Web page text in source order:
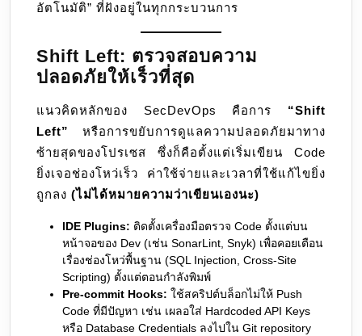
อัตโนมัติ” ที่ฝังอยู่ในทุกกระบวนการ
Shift Left: ตรวจสอบความ
ปลอดภัยให้เร็วที่สุด
แนวคิดหลักของ SecDevOps คือการ “Shift
Left”
หรือการขยับการดูแลความปลอดภัยมาทาง
ซ้ายสุดของโปรเซส ซึ่งก็คือตั้งแต่เริ่มเขียน Code
ยิ่งเจอช่องโหว่เร็ว ค่าใช้จ่ายและเวลาที่ใช้แก้ไขยิ่ง
ถูกลง (ไม่ได้หมายความว่าเขียนเองนะ)
IDE Plugins: ติดตั้งเครื่องมือตรวจ Code ตั้งแต่บน
หน้าจอของ Dev (เช่น SonarLint, Snyk) เพื่อคอยเตือน
เรื่องช่องโหว่พื้นฐาน (SQL Injection, Cross-Site
Scripting) ตั้งแต่ตอนกำลังพิมพ์
Pre-commit Hooks: ใช้สคริปต์บล็อกไม่ให้ Push
Code ที่มีปัญหา เช่น เผลอใส่ Hardcoded API Keys
หรือ Database Credentials ลงไปใน Git repository